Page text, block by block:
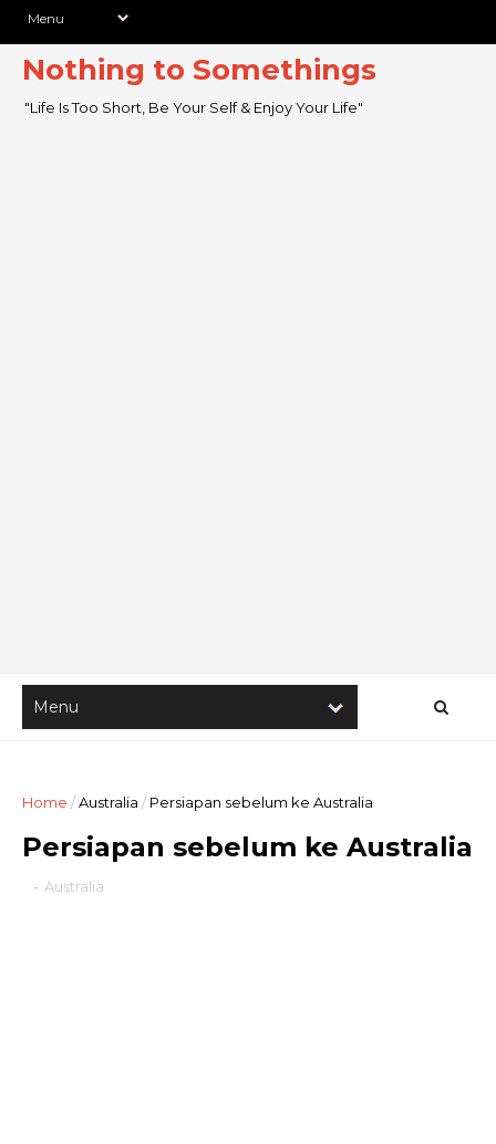
Nothing to Somethings
"Life Is Too Short, Be Your Self & Enjoy Your Life"
Home /Australia / Persiapan sebelum ke Australia
Persiapan sebelum ke Australia
- Australia